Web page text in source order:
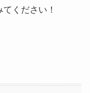
ください！